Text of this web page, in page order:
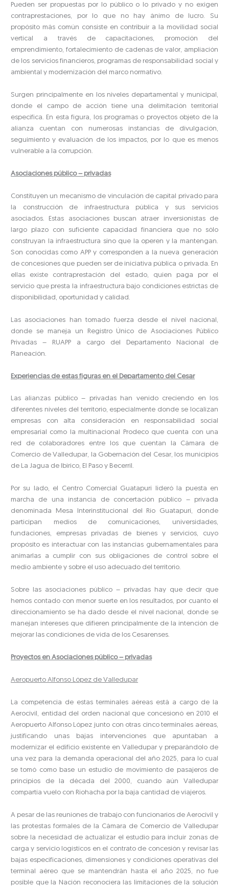
Pueden ser propuestas por lo público o lo privado y no exigen
contraprestaciones, por lo que no hay ánimo de lucro. Su
propósito más común consiste en contribuir a la movilidad social
vertical a través de capacitaciones, promoción del
emprendimiento, fortalecimiento de cadenas de valor, ampliación
de los servicios financieros, programas de responsabilidad social y
ambiental y modernización del marco normativo.
Surgen principalmente en los niveles departamental y municipal,
donde el campo de acción tiene una delimitación territorial
específica. En esta figura, los programas o proyectos objeto de la
alianza cuentan con numerosas instancias de divulgación,
seguimiento y evaluación de los impactos, por lo que es menos
vulnerable a la corrupción.
Asociaciones público – privadas
Constituyen un mecanismo de vinculación de capital privado para
la construcción de infraestructura pública y sus servicios
asociados. Estas asociaciones buscan atraer inversionistas de
largo plazo con suficiente capacidad financiera que no sólo
construyan la infraestructura sino que la operen y la mantengan.
Son conocidas como APP y corresponden a la nueva generación
de concesiones que pueden ser de iniciativa pública o privada. En
ellas existe contraprestación del estado, quien paga por el
servicio que presta la infraestructura bajo condiciones estrictas de
disponibilidad, oportunidad y calidad.
Las asociaciones han tomado fuerza desde el nivel nacional,
donde se maneja un Registro Único de Asociaciones Público
Privadas – RUAPP a cargo del Departamento Nacional de
Planeación.
Experiencias de estas figuras en el Departamento del Cesar
Las alianzas público – privadas han venido creciendo en los
diferentes niveles del territorio, especialmente donde se localizan
empresas con alta consideración en responsabilidad social
empresarial como la multinacional Prodeco que cuenta con una
red de colaboradores entre los que cuentan la Cámara de
Comercio de Valledupar, la Gobernación del Cesar, los municipios
de La Jagua de Ibirico, El Paso y Becerril.
Por su lado, el Centro Comercial Guatapurí lideró la puesta en
marcha de una instancia de concertación público – privada
denominada Mesa Interinstitucional del Río Guatapurí, donde
participan medios de comunicaciones, universidades,
fundaciones, empresas privadas de bienes y servicios, cuyo
propósito es interactuar con las instancias gubernamentales para
animarlas a cumplir con sus obligaciones de control sobre el
medio ambiente y sobre el uso adecuado del territorio.
Sobre las asociaciones público – privadas hay que decir que
hemos contado con menor suerte en los resultados, por cuanto el
direccionamiento se ha dado desde el nivel nacional, donde se
manejan intereses que difieren principalmente de la intención de
mejorar las condiciones de vida de los Cesarenses.
Proyectos en Asociaciones público – privadas
Aeropuerto Alfonso López de Valledupar
La competencia de estas terminales aéreas está a cargo de la
Aerocivil, entidad del orden nacional que concesionó en 2010 el
Aeropuerto Alfonso López junto con otras cinco terminales aéreas,
justificando unas bajas intervenciones que apuntaban a
modernizar el edificio existente en Valledupar y preparándolo de
una vez para la demanda operacional del año 2025, para lo cual
se tomó como base un estudio de movimiento de pasajeros de
principios de la década del 2000, cuando aún Valledupar
compartía vuelo con Riohacha por la baja cantidad de viajeros.
A pesar de las reuniones de trabajo con funcionarios de Aerocivil y
las protestas formales de la Cámara de Comercio de Valledupar
sobre la necesidad de actualizar el estudio para incluir zonas de
carga y servicio logísticos en el contrato de concesión y revisar las
bajas especificaciones, dimensiones y condiciones operativas del
terminal aéreo que se mantendrán hasta el año 2025, no fue
posible que la Nación reconociera las limitaciones de la solución